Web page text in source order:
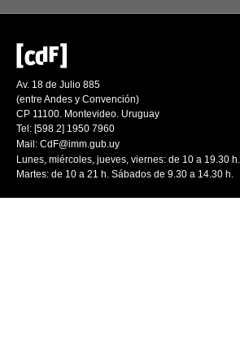
Av. 18 de Julio 885
(entre Andes y Convención)
CP 11100. Montevideo. Uruguay
Tel: [598 2] 1950 7960
Mail: CdF@imm.gub.uy
Lunes, miércoles, jueves, viernes: de 10 a 19.30 h.
Martes: de 10 a 21 h. Sábados de 9.30 a 14.30 h.